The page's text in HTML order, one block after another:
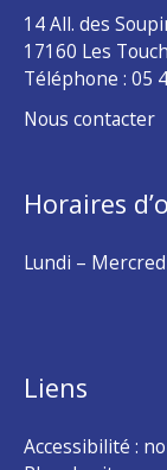
14 All. des
17160 Les
Téléphone : 05
Nous contacter
Horaires
Lundi –
Liens
Accessibilité :